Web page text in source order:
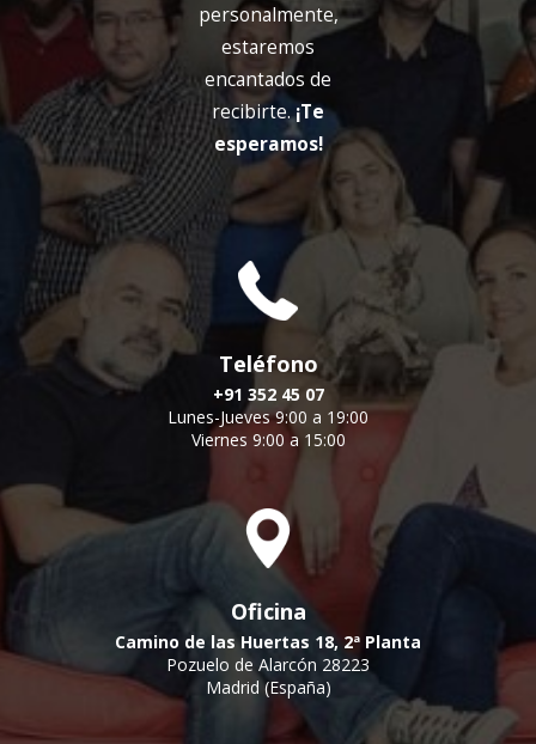
personalmente,
estaremos
encantados de
recibirte.¡Te
esperamos!
Teléfono
+91 352 45 07
Lunes-Jueves 9:00 a 19:00
Viernes 9:00 a 15:00
Oficina
Camino de las Huertas 18, 2ª Planta
Pozuelo de Alarcón 28223
Madrid (España)